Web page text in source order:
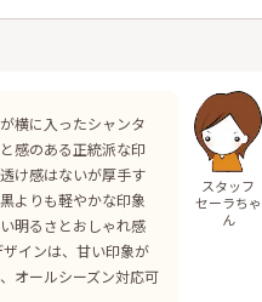
横に入ったシャンタ
感のある正統派な印
け感はないが厚手す
よりも軽やかな印象
明るさとおしゃれ感
インは、甘い印象が
オールシーズン対応可
スタッフ
セーラちゃ
ん